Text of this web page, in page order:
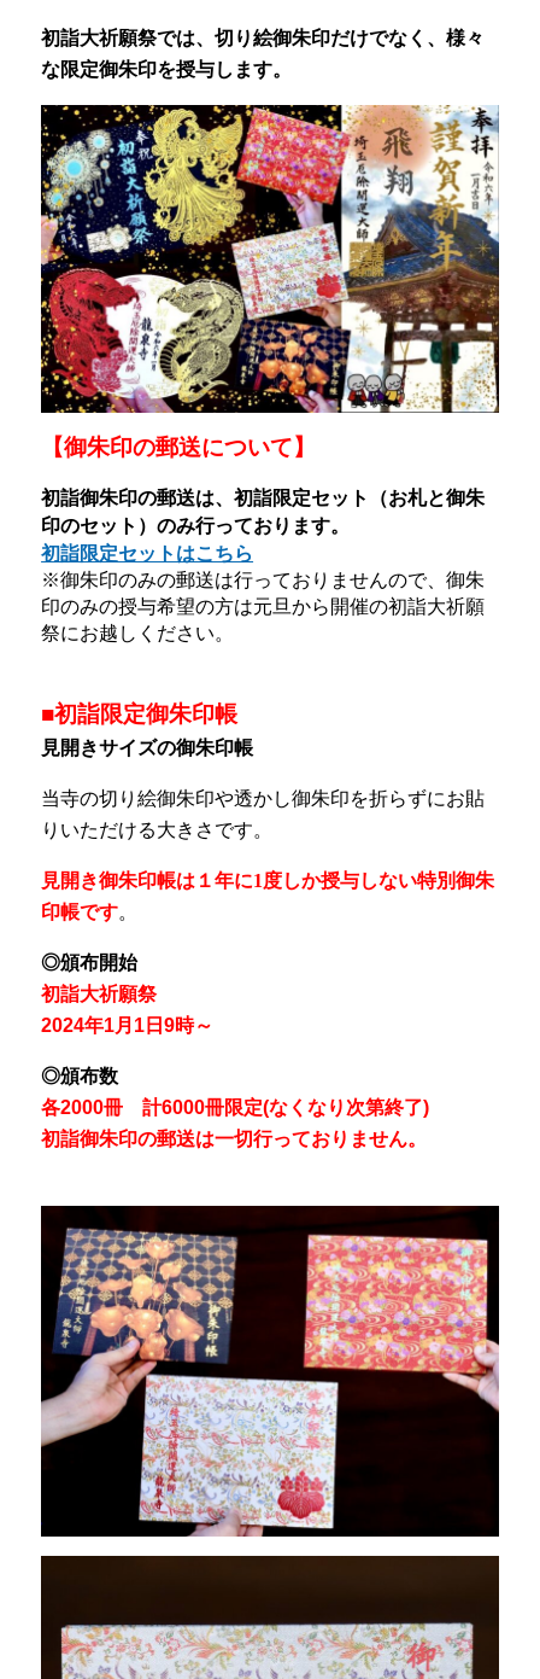
初詣大祈願祭では、切り絵御朱印だけでなく、様々
な限定御朱印を授与します。
【御朱印の郵送について】
初詣御朱印の郵送は、初詣限定セット（お札と御朱
印のセット）のみ行っております。
初詣限定セットはこちら
※御朱印のみの郵送は行っておりませんので、御朱
印のみの授与希望の方は元旦から開催の初詣大祈願
祭にお越しください。
■初詣限定御朱印帳
見開きサイズの御朱印帳
当寺の切り絵御朱印や透かし御朱印を折らずにお貼
りいただける大きさです。
見開き御朱印帳は１年に1度しか授与しない特別御朱
印帳です。
◎頒布開始
初詣大祈願祭
2024年1月1日9時～
◎頒布数
各2000冊 計6000冊限定(なくなり次第終了)
初詣御朱印の郵送は一切行っておりません。